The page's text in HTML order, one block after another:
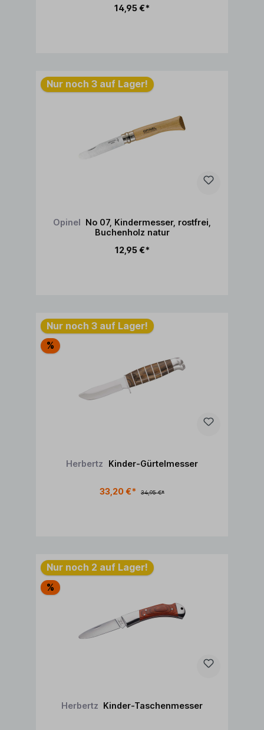
14,95 €*
Nur noch 3 auf Lager!
Opinel No 07, Kindermesser, rostfrei,
Buchenholz natur
12,95 €*
Nur noch 3 auf Lager!
%
Herbertz Kinder-Gürtelmesser
33,20 €* 34,95 €*
Nur noch 2 auf Lager!
%
Herbertz Kinder-Taschenmesser